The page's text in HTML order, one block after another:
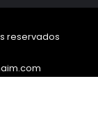
reservados